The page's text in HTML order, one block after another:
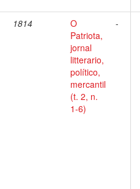
1814
O
Patriota,
jornal
litterario,
político,
mercantil
(t. 2, n.
1-6)
-